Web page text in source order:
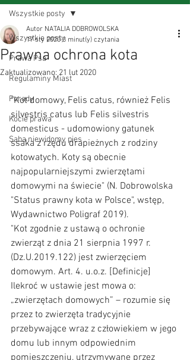
Wszystkie posty
Prawa Psa
Regulaminy Miast
Porady
Kocie prawa
Saba niewidomy pies
Wszystkie posty
Prawna ochrona kota
Autor NATALIA DOBROWOLSKA
17 sty 2020 3 minut(y) czytania
Zaktualizowano:21 lut 2020
"Kot domowy, Felis catus, również Felis
silvestris catus lub Felis silvestris
domesticus - udomowiony gatunek
ssaka z rzędu drapieżnych z rodziny
kotowatych. Koty są obecnie
najpopularniejszymi zwierzętami
domowymi na świecie" (N. Dobrowolska
"Status prawny kota w Polsce", wstęp,
Wydawnictwo Poligraf 2019).
"Kot zgodnie z ustawą o ochronie
zwierząt z dnia 21 sierpnia 1997 r.
(Dz.U.2019.122) jest zwierzęciem
domowym. Art. 4. u.o.z. [Definicje]
Ilekroć w ustawie jest mowa o:
„zwierzętach domowych” – rozumie się
przez to zwierzęta tradycyjnie
przebywające wraz z człowiekiem w jego
domu lub innym odpowiednim
pomieszczeniu, utrzymywane przez